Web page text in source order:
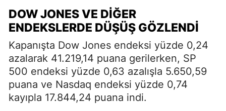
DOW JONES VE DIĞER
ENDEKSLERDE DÜŞÜŞ GÖZLENDI
Kapanışta Dow Jones endeksi yüzde 0,24
azalarak 41.219,14 puana gerilerken, SP
500 endeksi yüzde 0,63 azalışla 5.650,59
puana ve Nasdaq endeksi yüzde 0,74
kayıpla 17.844,24 puana indi.